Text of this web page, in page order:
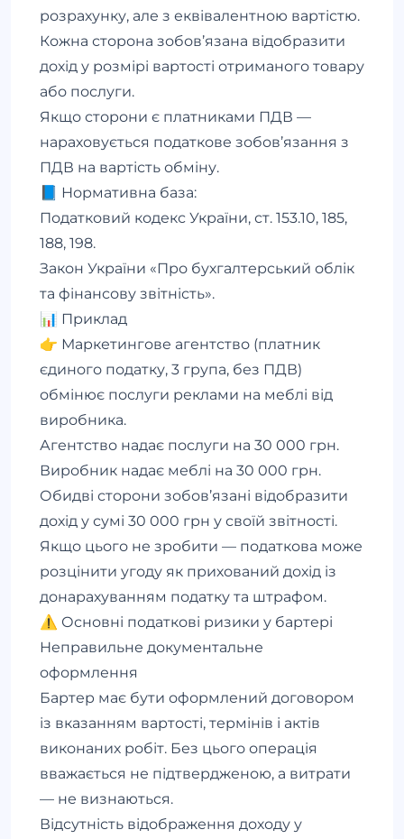
розрахунку, але з еквівалентною вартістю.
Кожна сторона зобов’язана відобразити
дохід у розмірі вартості отриманого товару
або послуги.
Якщо сторони є платниками ПДВ —
нараховується податкове зобов’язання з
ПДВ на вартість обміну.
📘 Нормативна база:
Податковий кодекс України, ст. 153.10, 185,
188, 198.
Закон України «Про бухгалтерський облік
та фінансову звітність».
📊 Приклад
👉 Маркетингове агентство (платник
єдиного податку, 3 група, без ПДВ)
обмінює послуги реклами на меблі від
виробника.
Агентство надає послуги на 30 000 грн.
Виробник надає меблі на 30 000 грн.
Обидві сторони зобов’язані відобразити
дохід у сумі 30 000 грн у своїй звітності.
Якщо цього не зробити — податкова може
розцінити угоду як прихований дохід із
донарахуванням податку та штрафом.
⚠️ Основні податкові ризики у бартері
Неправильне документальне
оформлення
Бартер має бути оформлений договором
із вказанням вартості, термінів і актів
виконаних робіт. Без цього операція
вважається не підтвердженою, а витрати
— не визнаються.
Відсутність відображення доходу у